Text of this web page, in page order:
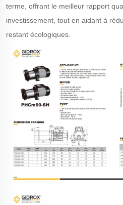
terme, offrant le meilleur rapport
investissement, tout en aidant à
restant écologiques.